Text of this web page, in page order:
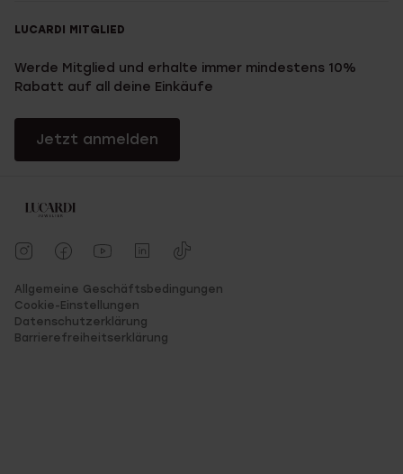
LUCARDI MITGLIED
Werde Mitglied und erhalte immer mindestens 10%
Rabatt auf all deine Einkäufe
Jetzt anmelden
Allgemeine Geschäftsbedingungen
Cookie-Einstellungen
Datenschutzerklärung
Barrierefreiheitserklärung